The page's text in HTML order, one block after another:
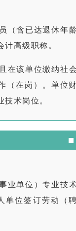
（含已达退休年龄
高级职称。
在该单位缴纳社会
（在岗）。单位财
术岗位。
业单位）专业技
单位签订劳动（聘